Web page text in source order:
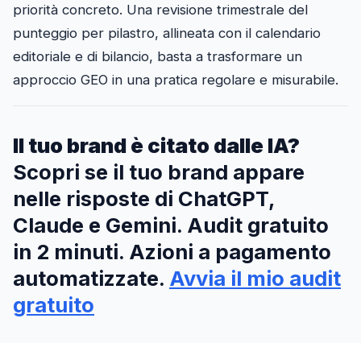
priorità concreto. Una revisione trimestrale del
punteggio per pilastro, allineata con il calendario
editoriale e di bilancio, basta a trasformare un
approccio GEO in una pratica regolare e misurabile.
Il tuo brand è citato dalle IA?
Scopri se il tuo brand appare
nelle risposte di ChatGPT,
Claude e Gemini. Audit gratuito
in 2 minuti. Azioni a pagamento
automatizzate. Avvia il mio audit
gratuito